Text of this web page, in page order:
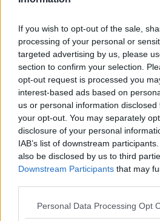
If you wish to opt-out of the sale,
processing of your personal or
targeted advertising by us, please
section to confirm your selection.
opt-out request is processed you
interest-based ads based on
us or personal information
your opt-out. You may separately
disclosure of your personal
IAB’s list of downstream
also be disclosed by us to third
Downstream Participants that may
Personal Data Processing Opt
La Fleche Wallonne 2024
Mehr
Gerade In
Gesucht: Redakteur
Aug 07, 14:06
Keine
RadsportAktuell bei